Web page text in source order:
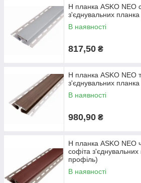
H планка ASKO NEO
з'єднувальних
В наявності
817,50 ₴
H планка ASKO NEO
з'єднувальних
В наявності
980,90 ₴
H планка ASKO NEO
софіта з'єднувальних
профіль)
В наявності